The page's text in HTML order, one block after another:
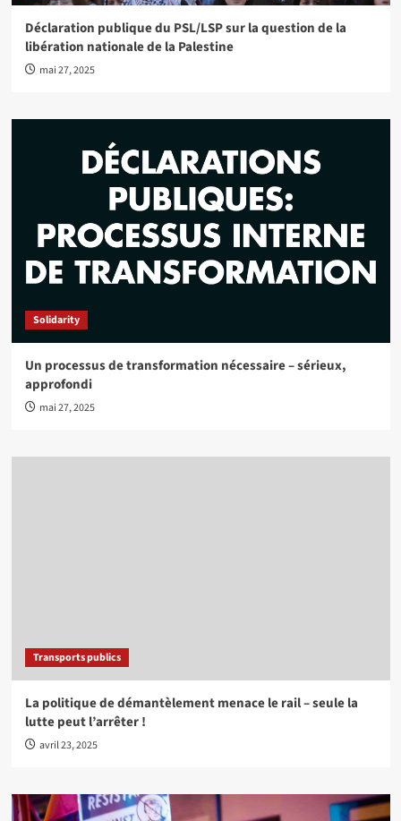
Déclaration publique du PSL/LSP sur la question de la
libération nationale de la Palestine
mai 27, 2025
Solidarity
Un processus de transformation nécessaire – sérieux,
approfondi
mai 27, 2025
Transports publics
La politique de démantèlement menace le rail – seule la
lutte peut l’arrêter !
avril 23, 2025